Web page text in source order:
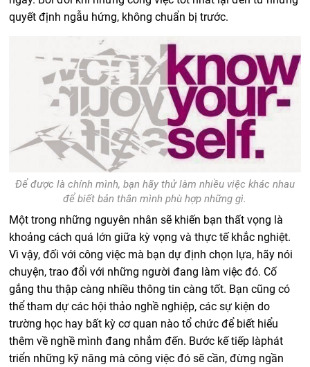
quyết định ngẫu hứng, không chuẩn bị trước.
Để được là chính mình, bạn hãy thử làm nhiều việc khác nhau
để biết bản thân mình phù hợp những gì.
Một trong những nguyên nhân sẽ khiến bạn thất vọng là
khoảng cách quá lớn giữa kỳ vọng và thực tế khắc nghiệt.
Vì vậy, đối với công việc mà bạn dự định chọn lựa, hãy nói
chuyện, trao đổi với những người đang làm việc đó. Cố
gắng thu thập càng nhiều thông tin càng tốt. Bạn cũng có
thể tham dự các hội thảo nghề nghiệp, các sự kiện do
trường học hay bất kỳ cơ quan nào tổ chức để biết hiểu
thêm về nghề mình đang nhắm đến. Bước kế tiếp làphát
triển những kỹ năng mà công việc đó sẽ cần,đừng ngần